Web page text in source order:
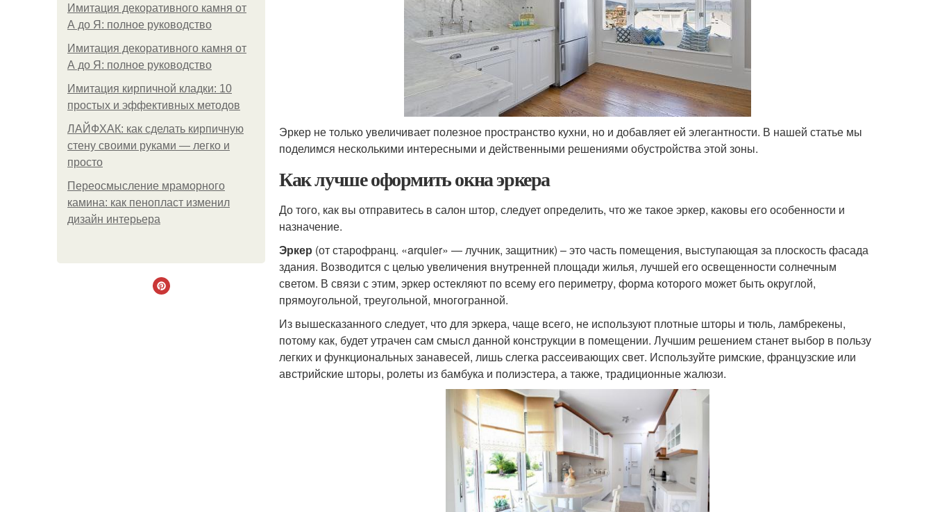
Имитация декоративного камня от
А до Я: полное руководство
Имитация декоративного камня от
А до Я: полное руководство
Имитация кирпичной кладки: 10
простых и эффективных методов
ЛАЙФХАК: как сделать кирпичную
стену своими руками — легко и
просто
Переосмысление мраморного
камина: как пенопласт изменил
дизайн интерьера
Эркер не только увеличивает полезное пространство кухни, но и добавляет ей элегантности. В нашей статье мы
поделимся несколькими интересными и действенными решениями обустройства этой зоны.
Как лучше оформить окна эркера
До того, как вы отправитесь в салон штор, следует определить, что же такое эркер, каковы его особенности и
назначение.
Эркер (от старофранц. «arquier» — лучник, защитник) – это часть помещения, выступающая за плоскость фасада
здания. Возводится с целью увеличения внутренней площади жилья, лучшей его освещенности солнечным
светом. В связи с этим, эркер остекляют по всему его периметру, форма которого может быть округлой,
прямоугольной, треугольной, многогранной.
Из вышесказанного следует, что для эркера, чаще всего, не используют плотные шторы и тюль, ламбрекены,
потому как, будет утрачен сам смысл данной конструкции в помещении. Лучшим решением станет выбор в пользу
легких и функциональных занавесей, лишь слегка рассеивающих свет. Используйте римские, французские или
австрийские шторы, ролеты из бамбука и полиэстера, а также, традиционные жалюзи.